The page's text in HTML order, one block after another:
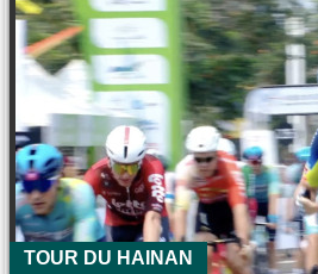
TOUR DU HAINAN